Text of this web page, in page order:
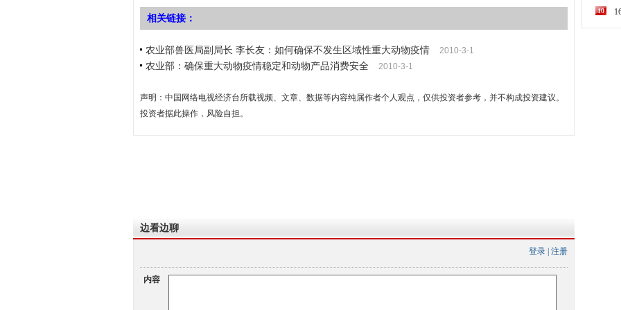
相关链接：
农业部兽医局副局长 李长友：如何确保不发生区域性重大动物疫情 2010-3-1
农业部：确保重大动物疫情稳定和动物产品消费安全 2010-3-1
声明：中国网络电视经济台所载视频、文章、数据等内容纯属作者个人观点，仅供投资者参考，并不构成投资建议。
投资者据此操作，风险自担。
边看边聊
登录 注册
内容
10